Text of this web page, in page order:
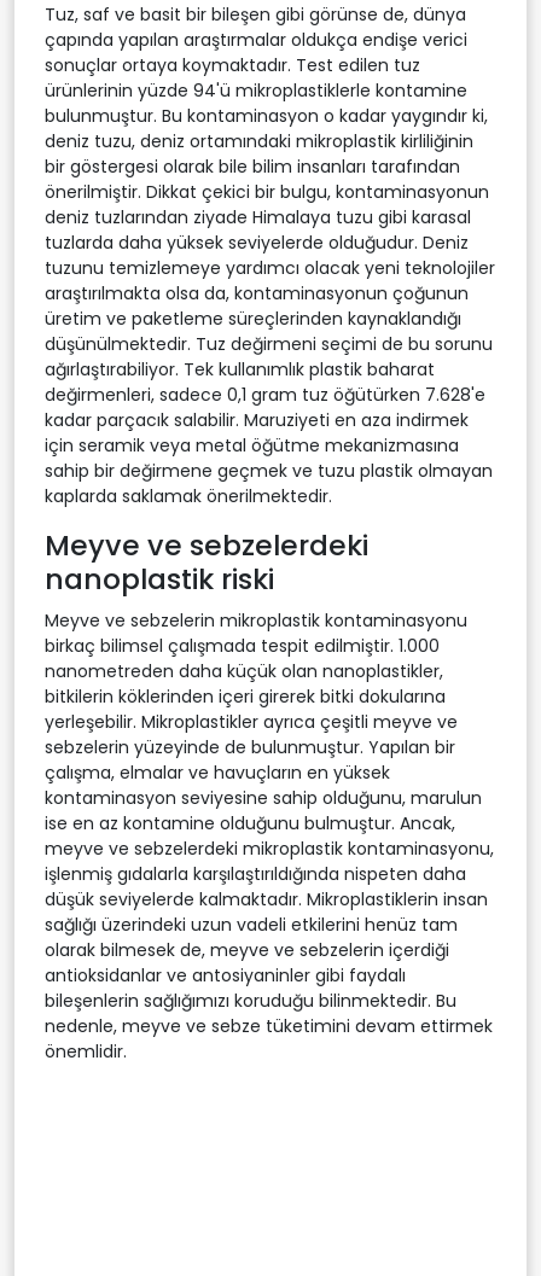
Tuz, saf ve basit bir bileşen gibi görünse de, dünya
çapında yapılan araştırmalar oldukça endişe verici
sonuçlar ortaya koymaktadır. Test edilen tuz
ürünlerinin yüzde 94'ü mikroplastiklerle kontamine
bulunmuştur. Bu kontaminasyon o kadar yaygındır ki,
deniz tuzu, deniz ortamındaki mikroplastik kirliliğinin
bir göstergesi olarak bile bilim insanları tarafından
önerilmiştir. Dikkat çekici bir bulgu, kontaminasyonun
deniz tuzlarından ziyade Himalaya tuzu gibi karasal
tuzlarda daha yüksek seviyelerde olduğudur. Deniz
tuzunu temizlemeye yardımcı olacak yeni teknolojiler
araştırılmakta olsa da, kontaminasyonun çoğunun
üretim ve paketleme süreçlerinden kaynaklandığı
düşünülmektedir. Tuz değirmeni seçimi de bu sorunu
ağırlaştırabiliyor. Tek kullanımlık plastik baharat
değirmenleri, sadece 0,1 gram tuz öğütürken 7.628'e
kadar parçacık salabilir. Maruziyeti en aza indirmek
için seramik veya metal öğütme mekanizmasına
sahip bir değirmene geçmek ve tuzu plastik olmayan
kaplarda saklamak önerilmektedir.
Meyve ve sebzelerdeki
nanoplastik riski
Meyve ve sebzelerin mikroplastik kontaminasyonu
birkaç bilimsel çalışmada tespit edilmiştir. 1.000
nanometreden daha küçük olan nanoplastikler,
bitkilerin köklerinden içeri girerek bitki dokularına
yerleşebilir. Mikroplastikler ayrıca çeşitli meyve ve
sebzelerin yüzeyinde de bulunmuştur. Yapılan bir
çalışma, elmalar ve havuçların en yüksek
kontaminasyon seviyesine sahip olduğunu, marulun
ise en az kontamine olduğunu bulmuştur. Ancak,
meyve ve sebzelerdeki mikroplastik kontaminasyonu,
işlenmiş gıdalarla karşılaştırıldığında nispeten daha
düşük seviyelerde kalmaktadır. Mikroplastiklerin insan
sağlığı üzerindeki uzun vadeli etkilerini henüz tam
olarak bilmesek de, meyve ve sebzelerin içerdiği
antioksidanlar ve antosiyaninler gibi faydalı
bileşenlerin sağlığımızı koruduğu bilinmektedir. Bu
nedenle, meyve ve sebze tüketimini devam ettirmek
önemlidir.